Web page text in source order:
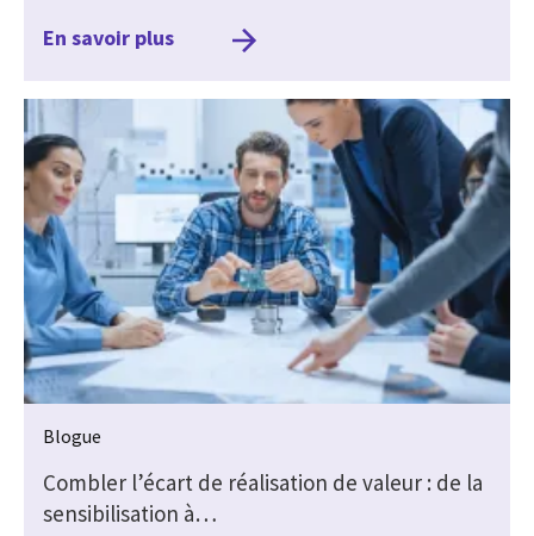
En savoir plus
Blogue
Combler l’écart de réalisation de valeur : de la
sensibilisation à…